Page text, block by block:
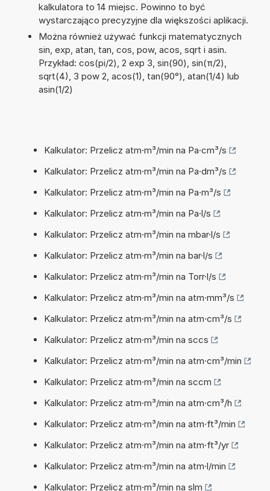
kalkulatora to 14 miejsc. Powinno to być
wystarczająco precyzyjne dla większości aplikacji.
Można również używać funkcji matematycznych
sin, exp, atan, tan, cos, pow, acos, sqrt i asin.
Przykład: cos(pi/2), 2 exp 3, sin(90), sin(π/2),
sqrt(4), 3 pow 2, acos(1), tan(90°), atan(1/4) lub
asin(1/2)
Kalkulator: Przelicz atm·m³/min na Pa·cm³/s
Kalkulator: Przelicz atm·m³/min na Pa·dm³/s
Kalkulator: Przelicz atm·m³/min na Pa·m³/s
Kalkulator: Przelicz atm·m³/min na Pa·l/s
Kalkulator: Przelicz atm·m³/min na mbar·l/s
Kalkulator: Przelicz atm·m³/min na bar·l/s
Kalkulator: Przelicz atm·m³/min na Torr·l/s
Kalkulator: Przelicz atm·m³/min na atm·mm³/s
Kalkulator: Przelicz atm·m³/min na atm·cm³/s
Kalkulator: Przelicz atm·m³/min na sccs
Kalkulator: Przelicz atm·m³/min na atm·cm³/min
Kalkulator: Przelicz atm·m³/min na sccm
Kalkulator: Przelicz atm·m³/min na atm·cm³/h
Kalkulator: Przelicz atm·m³/min na atm·ft³/min
Kalkulator: Przelicz atm·m³/min na atm·ft³/yr
Kalkulator: Przelicz atm·m³/min na atm·l/min
Kalkulator: Przelicz atm·m³/min na slm